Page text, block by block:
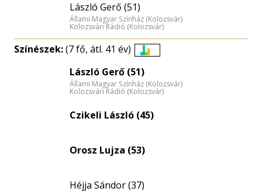
László Gerő (51)
Állami Magyar Színház (Kolozsvár)
Kolozsvári Rádió (Kolozsvár)
Színészek:(7 fő, átl. 41 év)
nagyítása
László Gerő (51)
Állami Magyar Színház (Kolozsvár)
Kolozsvári Rádió (Kolozsvár)
Czikeli László (45)
Orosz Lujza (53)
Héjja Sándor (37)